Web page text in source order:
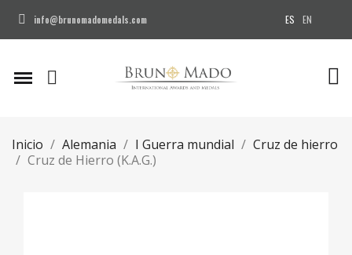
info@brunomadomedals.com ES EN
Inicio Alemania I Guerra mundial
Cruz de hierro
Cruz de Hierro (K.A.G.)